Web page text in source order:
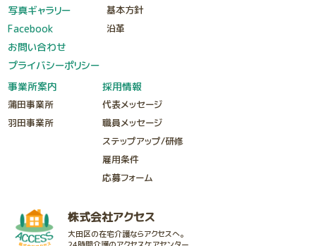
写真ギャラリー
Facebook
お問い合わせ
プライバシーポリシー
基本方針
沿革
事業所案内
蒲田事業所
羽田事業所
採用情報
代表メッセージ
職員メッセージ
ステップアップ/研修
雇用条件
応募フォーム
株式会社アクセス
大田区の在宅介護ならアクセスへ。